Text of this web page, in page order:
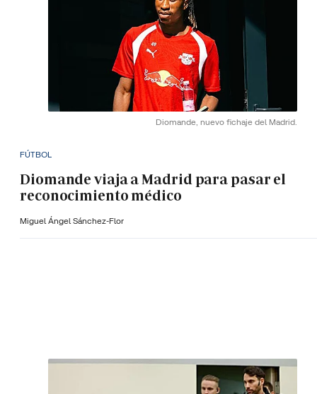
Diomande, nuevo fichaje del Madrid.
FÚTBOL
Diomande viaja a Madrid para pasar el
reconocimiento médico
Miguel Ángel Sánchez-Flor